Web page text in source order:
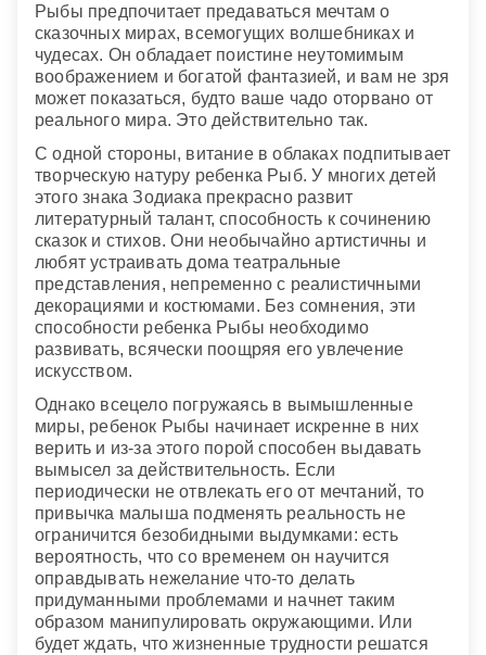
Рыбы предпочитает предаваться мечтам о
сказочных мирах, всемогущих волшебниках и
чудесах. Он обладает поистине неутомимым
воображением и богатой фантазией, и вам не зря
может показаться, будто ваше чадо оторвано от
реального мира. Это действительно так.
С одной стороны, витание в облаках подпитывает
творческую натуру ребенка Рыб. У многих детей
этого знака Зодиака прекрасно развит
литературный талант, способность к сочинению
сказок и стихов. Они необычайно артистичны и
любят устраивать дома театральные
представления, непременно с реалистичными
декорациями и костюмами. Без сомнения, эти
способности ребенка Рыбы необходимо
развивать, всячески поощряя его увлечение
искусством.
Однако всецело погружаясь в вымышленные
миры, ребенок Рыбы начинает искренне в них
верить и из-за этого порой способен выдавать
вымысел за действительность. Если
периодически не отвлекать его от мечтаний, то
привычка малыша подменять реальность не
ограничится безобидными выдумками: есть
вероятность, что со временем он научится
оправдывать нежелание что-то делать
придуманными проблемами и начнет таким
образом манипулировать окружающими. Или
будет ждать, что жизненные трудности решатся